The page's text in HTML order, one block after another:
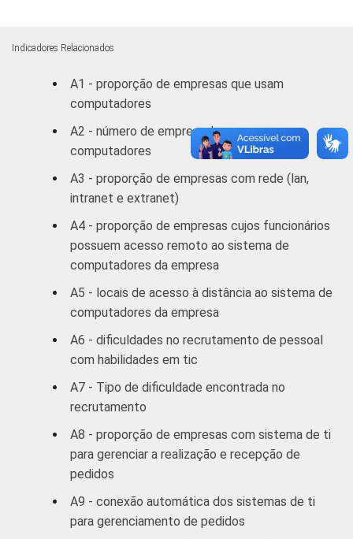
CNAE
Comércio/
Autos
Hotel/
Alimentação
14,70
Transp./ Armaz./
Comunicação
23,04
aluguel e serviços
27,21
Ativ. Cinema/
Vídeo/ Rádio/ TV
31,28
* Base: 2.005 empresas que utilizam computador,
com 10 funcionários ou mais, que constituem os
seguintes segmentos da CNAE: seção D, F, G, I, K e
grupos 55.1,
55.2, 92.1 e 92.2. Funcionários que trabalhavam
(metade de um dia por semana ou mais), longe da
empresa. Respostas referentes
Indicadores Relacionados
A1 - proporção de empresas que usam
computadores
A2 - número de empregados que usam
computadores
A3 - proporção de empresas com rede (lan,
intranet e extranet)
A4 - proporção de empresas cujos funcionários
possuem acesso remoto ao sistema de
computadores da empresa
A5 - locais de acesso à distância ao sistema de
computadores da empresa
A6 - dificuldades no recrutamento de pessoal
com habilidades em tic
A7 - Tipo de dificuldade encontrada no
recrutamento
A8 - proporção de empresas com sistema de ti
para gerenciar a realização e recepção de
pedidos
A9 - conexão automática dos sistemas de ti
para gerenciamento de pedidos